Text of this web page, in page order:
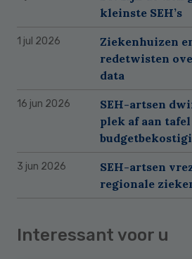
kleinste SEH’s
1 jul 2026
Ziekenhuizen
redetwisten
data
16 jun 2026
SEH-artsen
plek af aan tafel
3 jun 2026
SEH-artsen
regionale
Interessant voor u